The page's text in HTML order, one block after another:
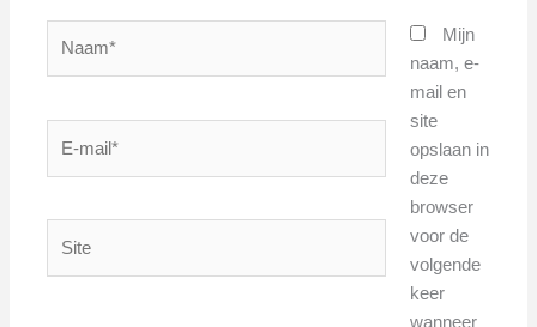
Mijn
naam, e-
mail en
site
opslaan in
deze
browser
voor de
volgende
keer
wanneer